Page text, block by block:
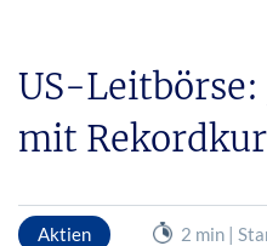
US-
mit
Aktien 2 min |